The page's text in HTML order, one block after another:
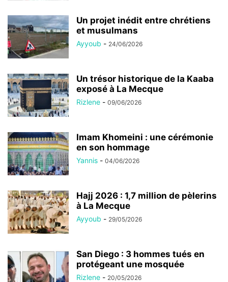
Un projet inédit entre chrétiens
et musulmans
Ayyoub - 24/06/2026
Un trésor historique de la Kaaba
exposé à La Mecque
Rizlene - 09/06/2026
Imam Khomeini : une cérémonie
en son hommage
Yannis - 04/06/2026
Hajj 2026 : 1,7 million de pèlerins
à La Mecque
Ayyoub - 29/05/2026
San Diego : 3 hommes tués en
protégeant une mosquée
Rizlene - 20/05/2026